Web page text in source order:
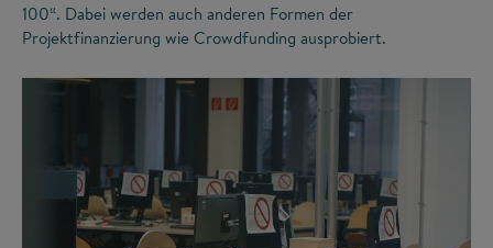
100“. Dabei werden auch anderen Formen der
Projektfinanzierung wie Crowdfunding ausprobiert.